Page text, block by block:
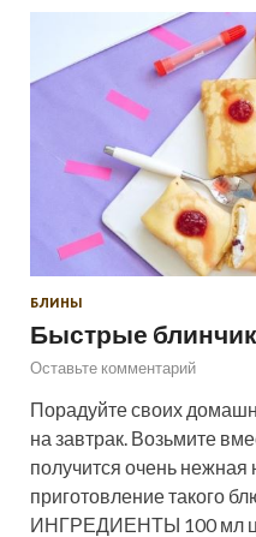
БЛИНЫ
Быстрые
Оставьте комментарий
Порадуйте своих
на завтрак. Возьмите
получится очень
приготовление такого
ИНГРЕДИЕНТЫ 100 мл